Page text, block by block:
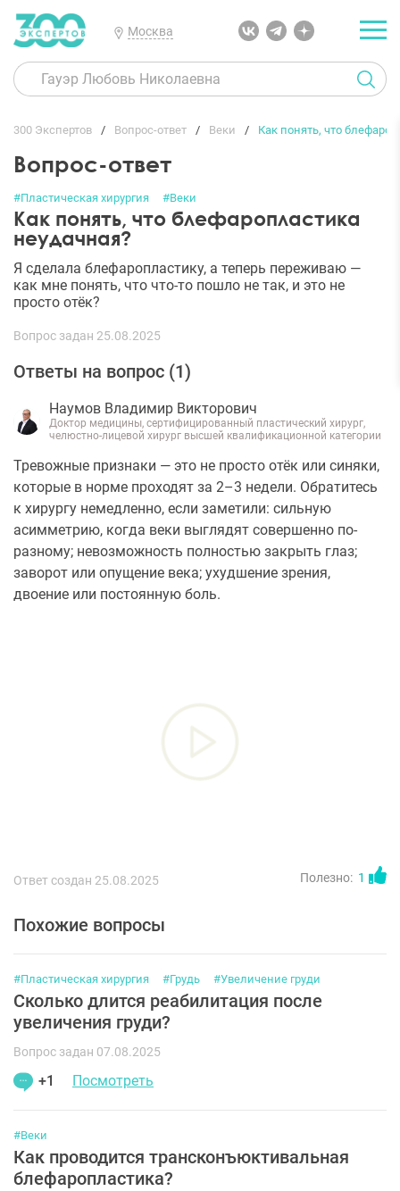
Москва
300 Экспертов Вопрос-ответ Веки Как понять, что
Вопрос-ответ
#Пластическая хирургия #Веки
Как понять, что блефаропластика
неудачная?
Я сделала блефаропластику, а теперь переживаю —
как мне понять, что что-то пошло не так, и это не
просто отёк?
Вопрос задан 25.08.2025
Ответы на вопрос (1)
Наумов Владимир Викторович
Доктор медицины, сертифицированный пластический хирург,
челюстно-лицевой хирург высшей квалификационной категории
Тревожные признаки — это не просто отёк или синяки,
которые в норме проходят за 2–3 недели. Обратитесь
к хирургу немедленно, если заметили: сильную
асимметрию, когда веки выглядят совершенно по-
разному; невозможность полностью закрыть глаз;
заворот или опущение века; ухудшение зрения,
двоение или постоянную боль.
Ответ создан 25.08.2025 Полезно: 1
Похожие вопросы
#Пластическая хирургия #Грудь #Увеличение груди
Сколько длится реабилитация после
увеличения груди?
Вопрос задан 07.08.2025
+1 Посмотреть
#Веки
Как проводится трансконъюктивальная
блефаропластика?